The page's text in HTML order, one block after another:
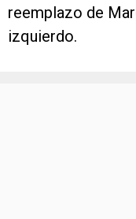
reemplazo de
izquierdo.